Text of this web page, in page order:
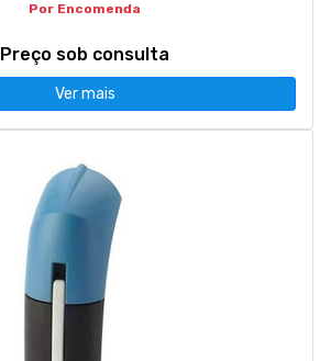
Por Encomenda
Preço sob consulta
Ver mais